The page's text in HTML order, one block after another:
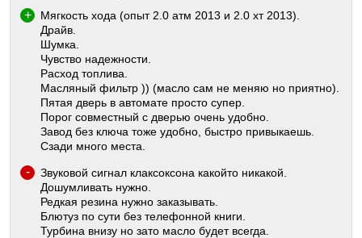
Мягкость хода (опыт 2.0 атм 2013 и 2.0 хт 2013).
Драйв.
Шумка.
Чувство надежности.
Расход топлива.
Масляный фильтр )) (масло сам не меняю но приятно).
Пятая дверь в автомате просто супер.
Порог совместный с дверью очень удобно.
Завод без ключа тоже удобно, быстро привыкаешь.
Сзади много места.
Звуковой сигнал клаксоксона какойто никакой.
Дошумливать нужно.
Редкая резина нужно заказывать.
Блютуз по сути без телефонной книги.
Турбина внизу но зато масло будет всегда.